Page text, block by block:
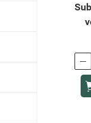
